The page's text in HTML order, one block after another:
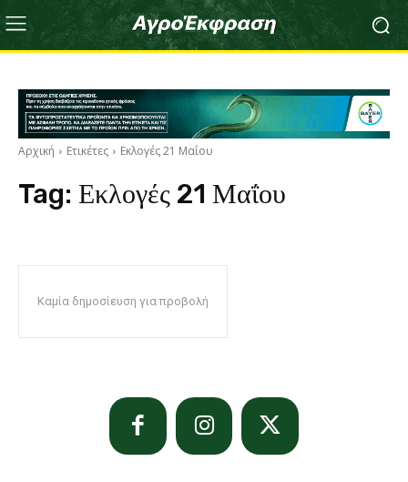
Αρχική Ετικέτες Εκλογές 21 Μαΐου
Tag: Εκλογές 21 Μαΐου
Καμία δημοσίευση για προβολή